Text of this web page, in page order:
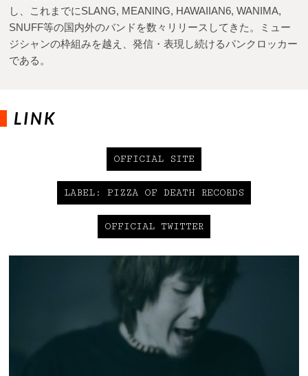
し、これまでにSLANG, MEANING, HAWAIIAN6, WANIMA,
SNUFF等の国内外のバンドを数々リリースしてきた。ミュー
ジシャンの枠組みを越え、発信・表現し続けるパンクロッカー
である。
LINK
OFFICIAL SITE
LABEL: PIZZA OF DEATH RECORDS
OFFICIAL TWITTER